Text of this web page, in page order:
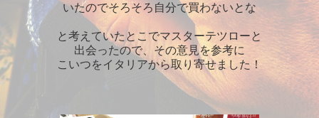
いたのでそろそろ自分で買わないとな
と考えていたとこでマスターテツローと
出会ったので、その意見を参考に
こいつをイタリアから取り寄せました！